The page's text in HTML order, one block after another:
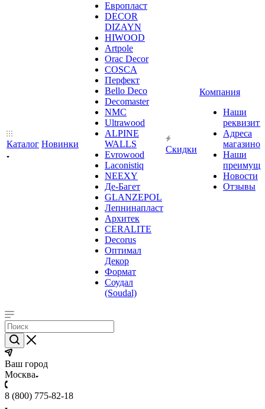
Каталог Новинки
Европласт
DECOR
DIZAYN
HIWOOD
Artpole
Orac Decor
COSCA
Перфект
Bello Deco
Decomaster
NMС
Ultrawood
ALPINE
WALLS
Evrowood
Laconistiq
NEEXY
Де-Багет
GLANZEPOL
Лепнинапласт
Архитек
CERALITE
Decorus
Оптимал
Декор
Формат
Соудал
(Soudal)
Скидки
Компания
Наши
Адреса
магазинов
Наши
Новости
Отзывы
Ваш город
Москва
8 (800) 775-82-18